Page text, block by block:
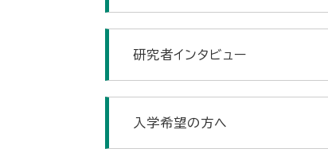
研究者インタビュー
入学希望の方へ